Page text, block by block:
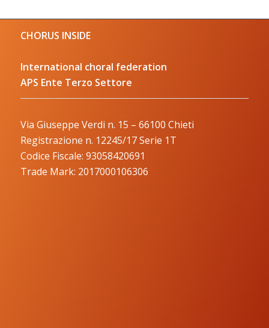
CHORUS INSIDE
International choral federation
APS Ente Terzo Settore
Via Giuseppe Verdi n. 15 – 66100 Chieti
Registrazione n. 12245/17 Serie 1T
Codice Fiscale: 93058420691
Trade Mark: 2017000106306